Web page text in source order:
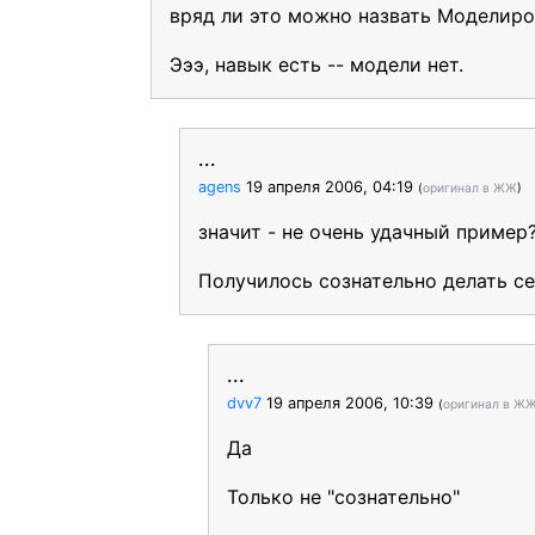
вряд ли это можно назвать
Эээ, навык есть -- модели нет.
...
agens 19 апреля 2006, 04:19 (оригинал в ЖЖ)
значит - не очень удачный
Получилось сознательно делать
...
dvv7 19 апреля 2006, 10:39 (оригинал в ЖЖ
Да
Только не "сознательно"